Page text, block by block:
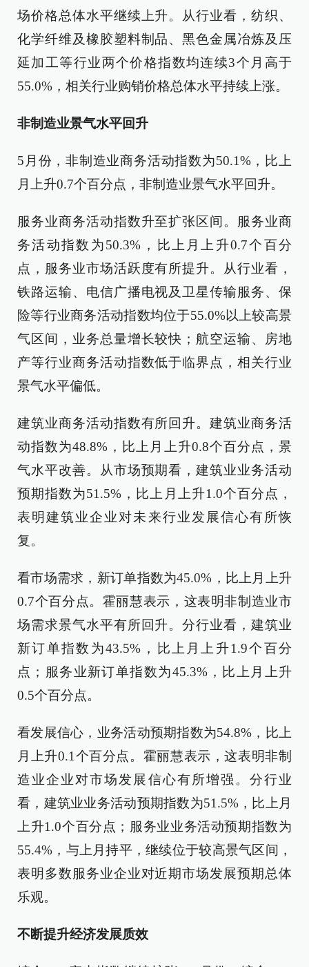
场价格总体水平继续上升。从行业看，纺织、
化学纤维及橡胶塑料制品、黑色金属冶炼及压
延加工等行业两个价格指数均连续3个月高于
55.0%，相关行业购销价格总体水平持续上涨。
非制造业景气水平回升
5月份，非制造业商务活动指数为50.1%，比上
月上升0.7个百分点，非制造业景气水平回升。
服务业商务活动指数升至扩张区间。服务业商
务活动指数为50.3%，比上月上升0.7个百分
点，服务业市场活跃度有所提升。从行业看，
铁路运输、电信广播电视及卫星传输服务、保
险等行业商务活动指数均位于55.0%以上较高景
气区间，业务总量增长较快；航空运输、房地
产等行业商务活动指数低于临界点，相关行业
景气水平偏低。
建筑业商务活动指数有所回升。建筑业商务活
动指数为48.8%，比上月上升0.8个百分点，景
气水平改善。从市场预期看，建筑业业务活动
预期指数为51.5%，比上月上升1.0个百分点，
表明建筑业企业对未来行业发展信心有所恢
复。
看市场需求，新订单指数为45.0%，比上月上升
0.7个百分点。霍丽慧表示，这表明非制造业市
场需求景气水平有所回升。分行业看，建筑业
新订单指数为43.5%，比上月上升1.9个百分
点；服务业新订单指数为45.3%，比上月上升
0.5个百分点。
看发展信心，业务活动预期指数为54.8%，比上
月上升0.1个百分点。霍丽慧表示，这表明非制
造业企业对市场发展信心有所增强。分行业
看，建筑业业务活动预期指数为51.5%，比上月
上升1.0个百分点；服务业业务活动预期指数为
55.4%，与上月持平，继续位于较高景气区间，
表明多数服务业企业对近期市场发展预期总体
乐观。
不断提升经济发展质效